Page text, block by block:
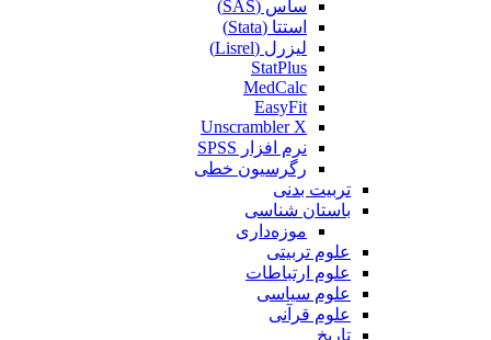
ساس (SAS)
استتا (Stata)
لیزرل (Lisrel)
StatPlus
MedCalc
EasyFit
Unscrambler X
نرم افزار SPSS
رگرسیون خطی
تربیت بدنی
باستان شناسی
موزه‌داری
علوم تربیتی
علوم ارتباطات
علوم سیاسی
علوم قرآنی
تاریخ